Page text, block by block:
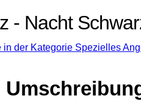
- Nacht
der Kategorie Spezielles